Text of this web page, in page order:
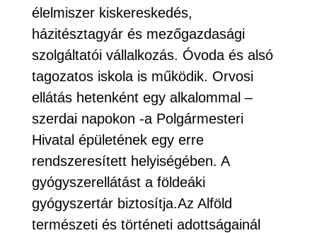
élelmiszer kiskereskedés,
házitésztagyár és mezőgazdasági
szolgáltatói vállalkozás. Óvoda és alsó
tagozatos iskola is működik. Orvosi
ellátás hetenként egy alkalommal –
szerdai napokon -a Polgármesteri
Hivatal épületének egy erre
rendszeresített helyiségében. A
gyógyszerellátást a földeáki
gyógyszertár biztosítja.Az Alföld
természeti és történeti adottságainál